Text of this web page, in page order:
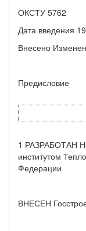
ОКСТУ 5762
Дата введения
Внесено
Предисловие
1 РАЗРАБОТАН
ин­ститутом
Федера­ции
ВНЕСЕН